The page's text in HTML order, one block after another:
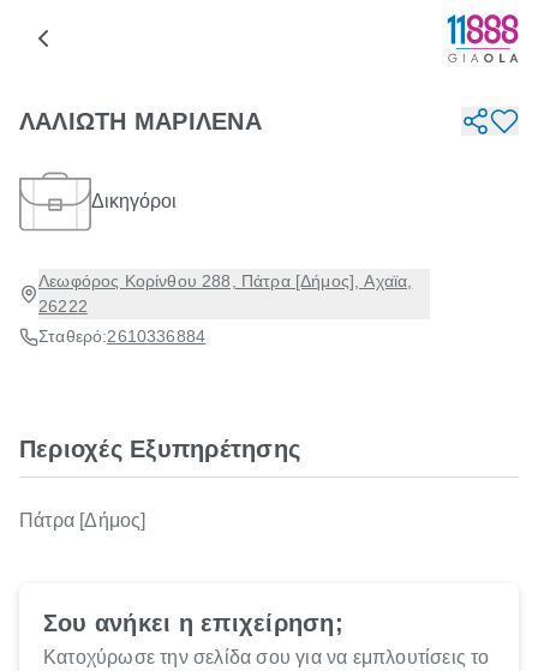
ΛΑΛΙΩΤΗ ΜΑΡΙΛΕΝΑ
Δικηγόροι
Λεωφόρος Κορίνθου 288, Πάτρα [Δήμος], Αχαϊα,
26222
Σταθερό:2610336884
Περιοχές Εξυπηρέτησης
Πάτρα [Δήμος]
Σου ανήκει η επιχείρηση;
Κατοχύρωσε την σελίδα σου για να εμπλουτίσεις το